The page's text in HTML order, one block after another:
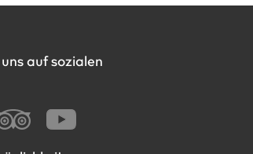
auf sozialen